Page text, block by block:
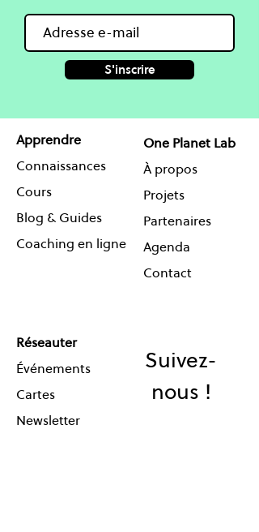
S'inscrire
Apprendre
Connaissances
Cours
Blog & Guides
Coaching en ligne
One Planet Lab
À propos
Projets
Partenaires
Agenda
Contact
Réseauter
Événements
Cartes
Newsletter
Suivez-
nous !